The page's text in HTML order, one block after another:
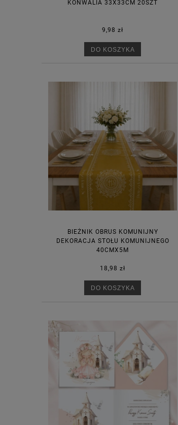
KONWALIA 33X33CM 20SZT
9,98 zł
DO KOSZYKA
BIEŻNIK OBRUS KOMUNIJNY
DEKORACJA STOŁU KOMUNIJNEGO
40CMX5M
18,98 zł
DO KOSZYKA